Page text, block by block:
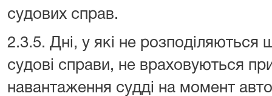
судових справ.
2.3.5. Дні, у які не розподіляються
судові справи, не враховуються
навантаження судді на момент